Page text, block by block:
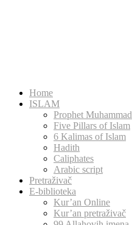
Home
ISLAM
Prophet Muhammad
Five Pillars of Islam
6 Kalimas of Islam
Hadith
Caliphates
Arabic script
Pretraživač
E-biblioteka
Kur’an Online
Kur’an pretraživač